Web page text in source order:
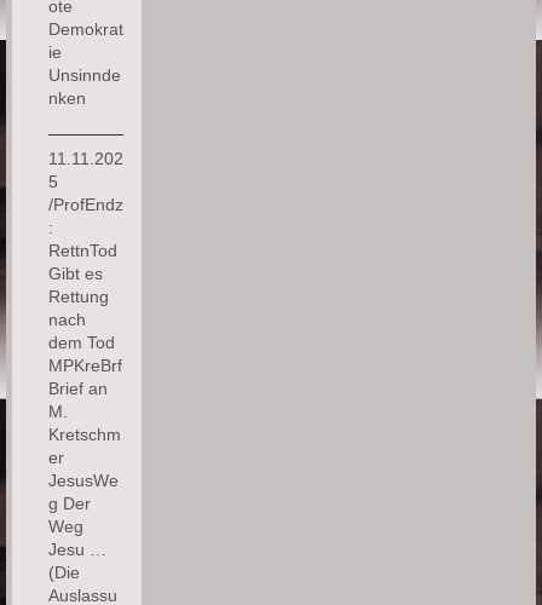
ote
Demokrat
ie
Unsinnde
nken
11.11.202
5
/ProfEndz
:
RettnTod
Gibt es
Rettung
nach
dem Tod
MPKreBrf
Brief an
M.
Kretschm
er
JesusWe
g Der
Weg
Jesu …
(Die
Auslassu